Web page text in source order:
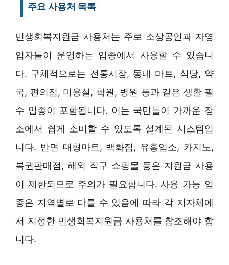
주요 사용처 목록
민생회복지원금 사용처는 주로 소상공인과 자영
업자들이 운영하는 업종에서 사용할 수 있습니
다. 구체적으로는 전통시장, 동네 마트, 식당, 약
국, 편의점, 미용실, 학원, 병원 등과 같은 생활 필
수 업종이 포함됩니다. 이는 국민들이 가까운 장
소에서 쉽게 소비할 수 있도록 설계된 시스템입
니다. 반면 대형마트, 백화점, 유흥업소, 카지노,
복권판매점, 해외 직구 쇼핑몰 등은 지원금 사용
이 제한되므로 주의가 필요합니다. 사용 가능 업
종은 지역별로 다를 수 있음에 따라 각 지자체에
서 지정한 민생회복지원금 사용처를 참조해야 합
니다.